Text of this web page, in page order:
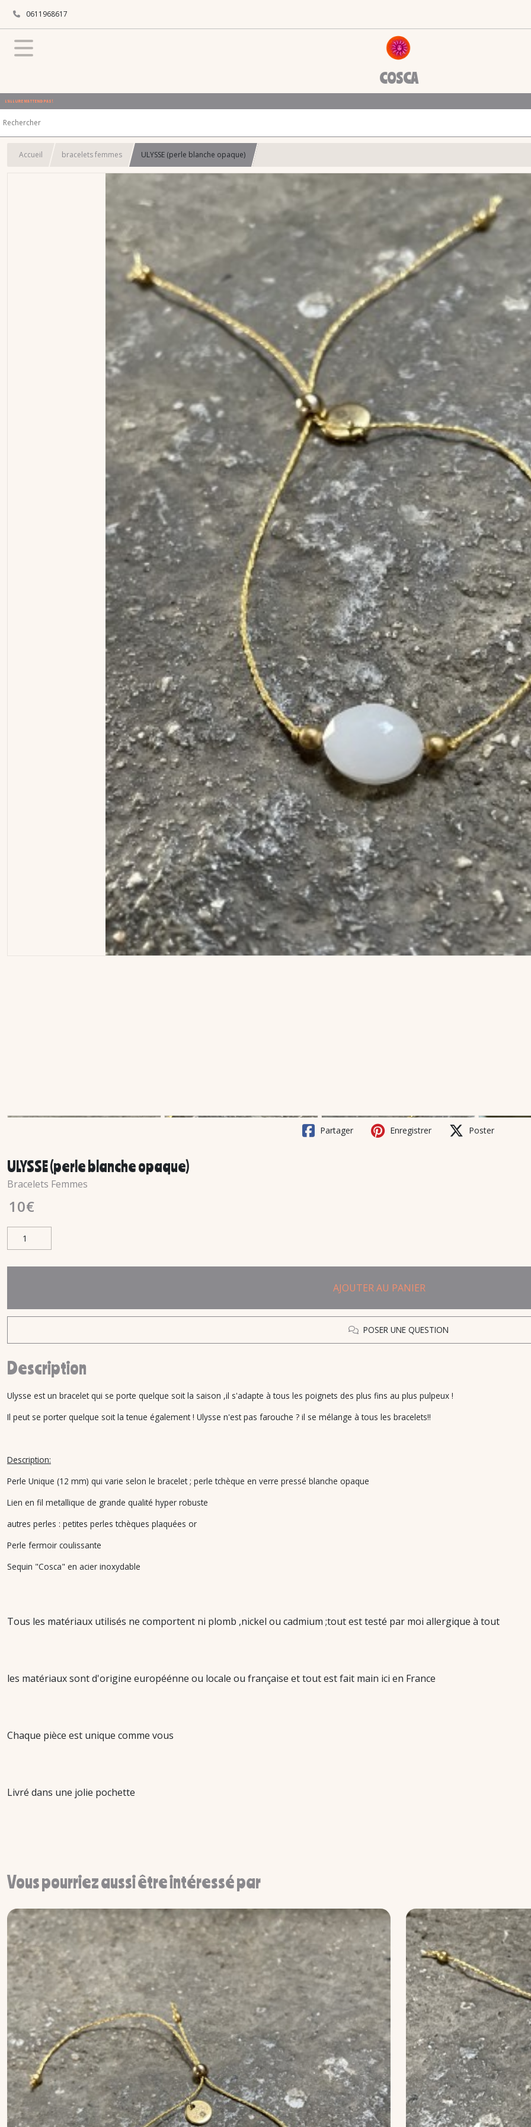
0611968617
COSCA
L'ALLURE N'ATTEND PAS !
Accueil bracelets femmes ULYSSE (perle blanche opaque)
Partager Enregistrer Poster
ULYSSE (perle blanche opaque)
Bracelets Femmes
10€
AJOUTER AU PANIER
POSER UNE QUESTION
Description
Ulysse est un bracelet qui se porte quelque soit la saison ,il s'adapte à tous les poignets des plus fins au plus pulpeux !
Il peut se porter quelque soit la tenue également ! Ulysse n'est pas farouche ? il se mélange à tous les bracelets!!
Description:
Perle Unique (12 mm) qui varie selon le bracelet ; perle tchèque en verre pressé blanche opaque
Lien en fil metallique de grande qualité hyper robuste
autres perles : petites perles tchèques plaquées or
Perle fermoir coulissante
Sequin "Cosca" en acier inoxydable
Tous les matériaux utilisés ne comportent ni plomb ,nickel ou cadmium ;tout est testé par moi allergique à tout
les matériaux sont d'origine européénne ou locale ou française et tout est fait main ici en France
Chaque pièce est unique comme vous
Livré dans une jolie pochette
Vous pourriez aussi être intéressé par